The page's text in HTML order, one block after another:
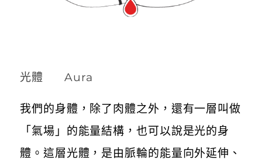
光體 Aura
我們的身體，除了肉體之外，還有一層叫做
「氣場」的能量結構，也可以說是光的身
體。這層光體，是由脈輪的能量向外延伸、